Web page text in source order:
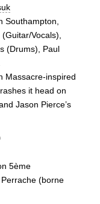
Southampton,
Vocals),
(Drums), Paul
Massacre-inspired
it head on
Jason Pierce’s
5ème
(borne